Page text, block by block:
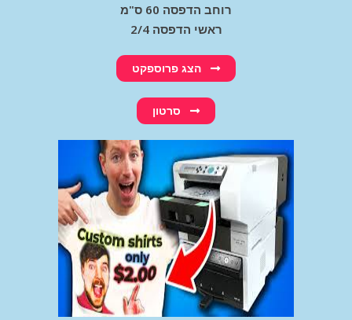
רוחב הדפסה 60 ס"מ
2/4 ראשי הדפסה
הצג פרוספקט
סרטון